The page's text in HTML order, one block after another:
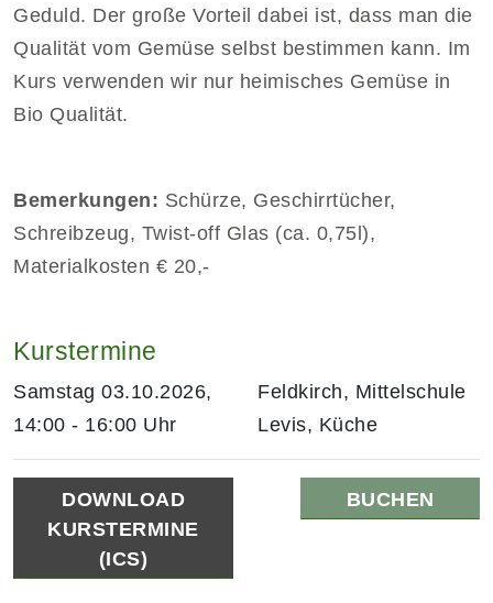
Geduld. Der große Vorteil dabei ist, dass man die
Qualität vom Gemüse selbst bestimmen kann. Im
Kurs verwenden wir nur heimisches Gemüse in
Bio Qualität.
Bemerkungen: Schürze, Geschirrtücher,
Schreibzeug, Twist-off Glas (ca. 0,75l),
Materialkosten € 20,-
Kurstermine
Samstag 03.10.2026,
14:00 - 16:00 Uhr
Feldkirch, Mittelschule
Levis, Küche
DOWNLOAD
KURSTERMINE
(ICS)
BUCHEN